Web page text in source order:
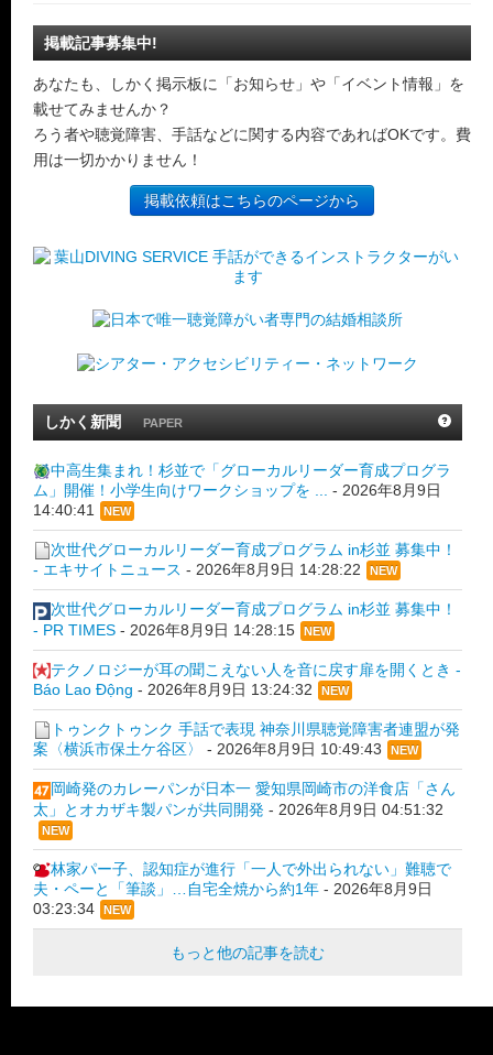
掲載記事募集中!
あなたも、しかく掲示板に「お知らせ」や「イベント情報」を
載せてみませんか？
ろう者や聴覚障害、手話などに関する内容であればOKです。費
用は一切かかりません！
掲載依頼はこちらのページから
しかく新聞 PAPER
中高生集まれ！杉並で「グローカルリーダー育成プログラ
ム」開催！小学生向けワークショップを ...
- 2026年8月9日
14:40:41
NEW
次世代グローカルリーダー育成プログラム in杉並 募集中！
- エキサイトニュース - 2026年8月9日 14:28:22 NEW
次世代グローカルリーダー育成プログラム in杉並 募集中！
- PR TIMES - 2026年8月9日 14:28:15 NEW
テクノロジーが耳の聞こえない人を音に戻す扉を開くとき -
Báo Lao Động - 2026年8月9日 13:24:32 NEW
トゥンクトゥンク 手話で表現 神奈川県聴覚障害者連盟が発
案〈横浜市保土ケ谷区〉
- 2026年8月9日 10:49:43 NEW
岡崎発のカレーパンが日本一 愛知県岡崎市の洋食店「さん
太」とオカザキ製パンが共同開発 - 2026年8月9日 04:51:32
NEW
林家パー子、認知症が進行「一人で外出られない」難聴で
夫・ペーと「筆談」…自宅全焼から約1年 - 2026年8月9日
03:23:34
NEW
もっと他の記事を読む